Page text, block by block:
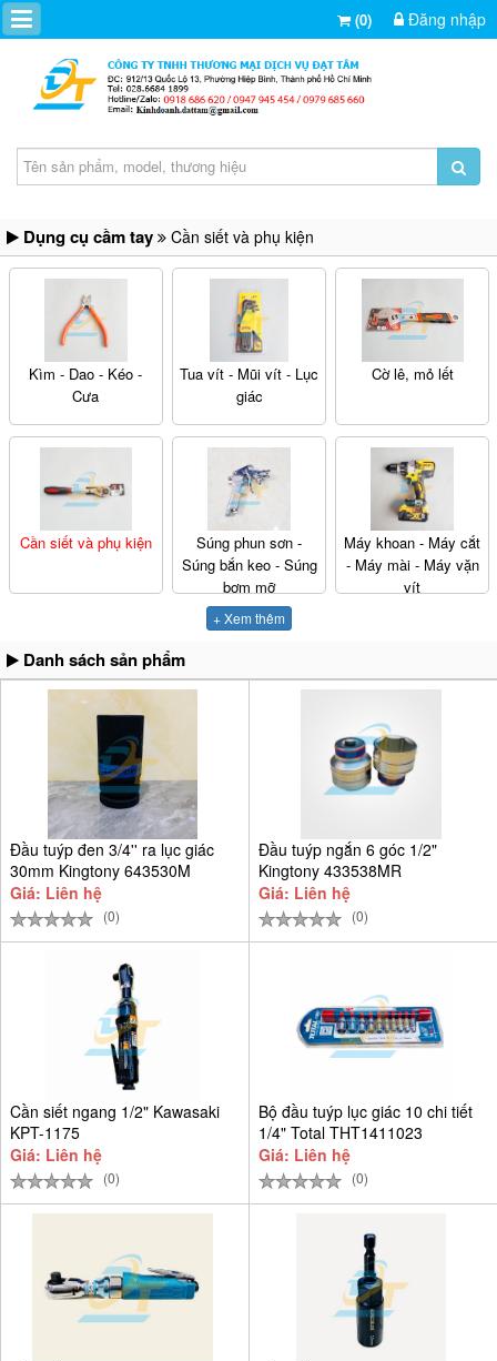
(0) Đăng nhập
Dụng cụ cầm tay Cần siết và phụ kiện
Kìm - Dao - Kéo -
Cưa
Tua vít - Mũi vít - Lục
giác
Cờ lê, mỏ lết
Cần siết và phụ kiện
Súng phun sơn -
Súng bắn keo - Súng
bơm mỡ
Máy khoan - Máy cắt
- Máy mài - Máy vặn
vít
+ Xem thêm
Danh sách sản phẩm
Đầu tuýp đen 3/4'' ra lục giác
30mm Kingtony 643530M
Giá: Liên hệ
(0)
Đầu tuýp ngắn 6 góc 1/2"
Kingtony 433538MR
Giá: Liên hệ
(0)
Cần siết ngang 1/2" Kawasaki
KPT-1175
Giá: Liên hệ
(0)
Bộ đầu tuýp lục giác 10 chi tiết
1/4" Total THT1411023
Giá: Liên hệ
(0)